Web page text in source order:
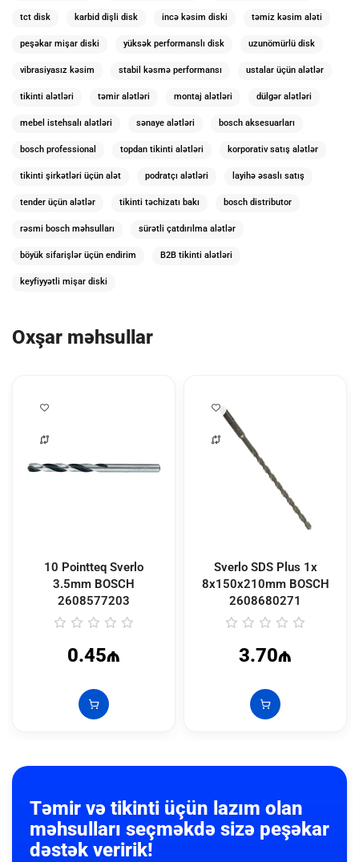
tct disk karbid dişli disk incə kəsim diski təmiz kəsim aləti
peşəkar mişar diski yüksək performanslı disk uzunömürlü disk
vibrasiyasız kəsim stabil kəsmə performansı ustalar üçün alətlər
tikinti alətləri təmir alətləri montaj alətləri dülgər alətləri
mebel istehsalı alətləri sənaye alətləri bosch aksesuarları
bosch professional topdan tikinti alətləri korporativ satış alətlər
tikinti şirkətləri üçün alət podratçı alətləri layihə əsaslı satış
tender üçün alətlər tikinti təchizatı bakı bosch distributor
rəsmi bosch məhsulları sürətli çatdırılma alətlər
böyük sifarişlər üçün endirim B2B tikinti alətləri
keyfiyyətli mişar diski
Oxşar məhsullar
10 Pointteq Sverlo
3.5mm BOSCH
2608577203
0.45₼
Sverlo SDS Plus 1x
8x150x210mm BOSCH
2608680271
3.70₼
Təmir və tikinti üçün lazım olan
məhsulları seçməkdə sizə peşəkar
dəstək veririk!